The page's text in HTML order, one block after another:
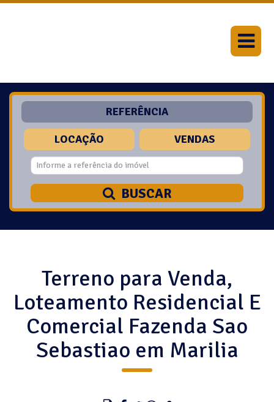
REFERÊNCIA
LOCAÇÃO VENDAS
BUSCAR
Terreno para Venda,
Loteamento Residencial E
Comercial Fazenda Sao
Sebastiao em Marilia